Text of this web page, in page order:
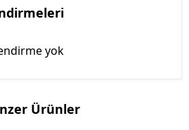
yok
Ürünler